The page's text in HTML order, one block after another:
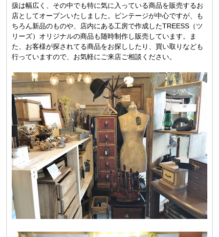
扱は幅広く、その中でも特に気に入っている商品を販売するお
店としてオープンいたしました。ビンテージが中心ですが、も
ちろん新品のものや、店内にある工房で作成したTREESS（ツ
リーズ）オリジナルの商品も随時制作し販売しています。ま
た、お客様が探されてる商品をお探ししたり、買い取りなども
行っていますので、お気軽にご来店ご相談ください。